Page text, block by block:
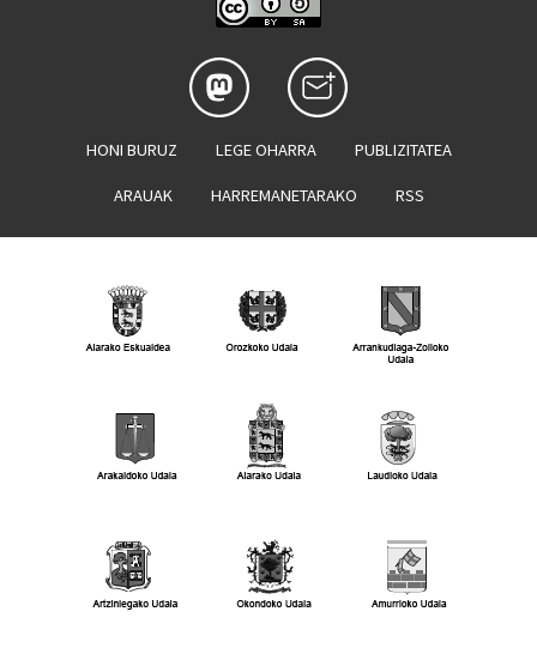
HONI BURUZ LEGE OHARRA PUBLIZITATEA
ARAUAK HARREMANETARAKO RSS